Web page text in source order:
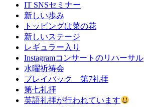
IT SNSセミナー
新しい歩み
トッピングは菜の花
新しいステージ
レギュラー入り
Instagramコンサートのリハーサル
水曜祈祷会
プレイバック 第7礼拝
第七礼拝
英語礼拝が行われています